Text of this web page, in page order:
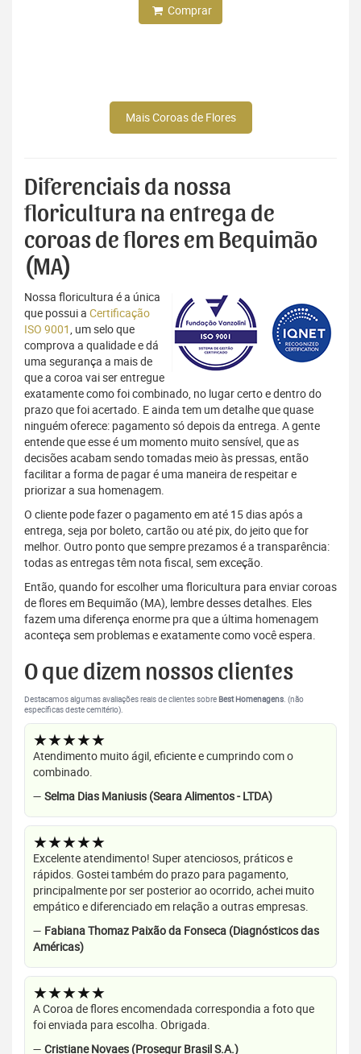
Comprar
Mais Coroas de Flores
Diferenciais da nossa
floricultura na entrega de
coroas de flores em Bequimão
(MA)
Nossa floricultura é a única
que possui a Certificação
ISO 9001, um selo que
comprova a qualidade e dá
uma segurança a mais de
que a coroa vai ser entregue
exatamente como foi combinado, no lugar certo e dentro do
prazo que foi acertado. E ainda tem um detalhe que quase
ninguém oferece: pagamento só depois da entrega. A gente
entende que esse é um momento muito sensível, que as
decisões acabam sendo tomadas meio às pressas, então
facilitar a forma de pagar é uma maneira de respeitar e
priorizar a sua homenagem.
O cliente pode fazer o pagamento em até 15 dias após a
entrega, seja por boleto, cartão ou até pix, do jeito que for
melhor. Outro ponto que sempre prezamos é a transparência:
todas as entregas têm nota fiscal, sem exceção.
Então, quando for escolher uma floricultura para enviar coroas
de flores em Bequimão (MA), lembre desses detalhes. Eles
fazem uma diferença enorme pra que a última homenagem
aconteça sem problemas e exatamente como você espera.
O que dizem nossos clientes
Destacamos algumas avaliações reais de clientes sobre Best Homenagens. (não
específicas deste cemitério).
★★★★★
Atendimento muito ágil, eficiente e cumprindo com o
combinado.
— Selma Dias Maniusis (Seara Alimentos - LTDA)
★★★★★
Excelente atendimento! Super atenciosos, práticos e
rápidos. Gostei também do prazo para pagamento,
principalmente por ser posterior ao ocorrido, achei muito
empático e diferenciado em relação a outras empresas.
— Fabiana Thomaz Paixão da Fonseca (Diagnósticos das
Américas)
★★★★★
A Coroa de flores encomendada correspondia a foto que
foi enviada para escolha. Obrigada.
— Cristiane Novaes (Prosegur Brasil S.A.)